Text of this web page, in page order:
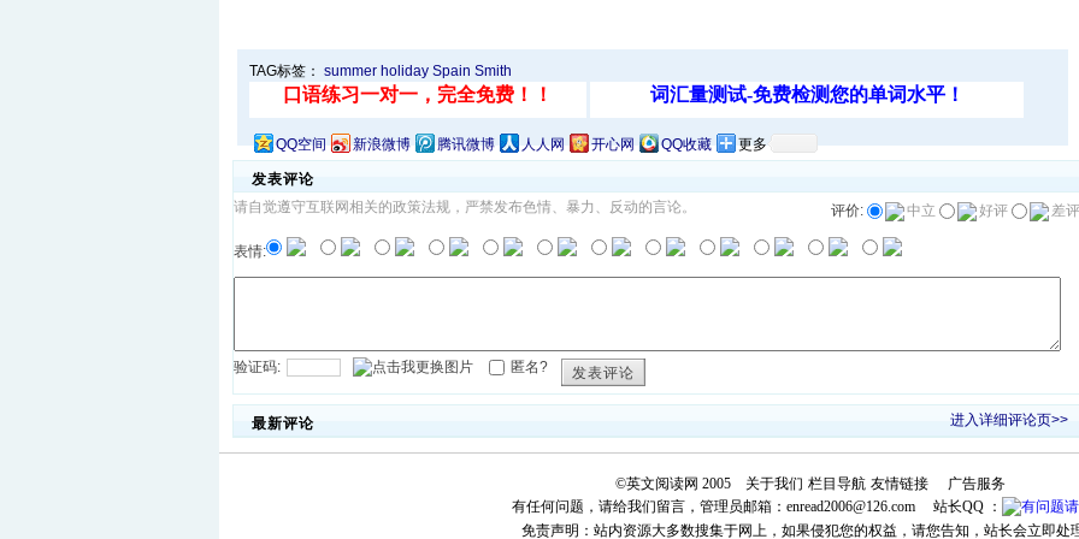
TAG标签： summer holiday Spain Smith
QQ空间 新浪微博 腾讯微博 人人网 开心网 QQ收藏 更多
发表评论
请自觉遵守互联网相关的政策法规，严禁发布色情、暴力、反动的言论。
评价: 中立 好评 差
表情:
验证码: 匿名? 发表评论
最新评论 进入详细评论页>>